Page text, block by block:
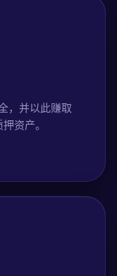
，并以此赚取
资产。